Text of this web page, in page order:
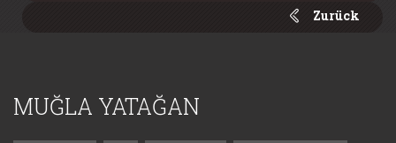
Zurück
MUĞLA YATAĞAN